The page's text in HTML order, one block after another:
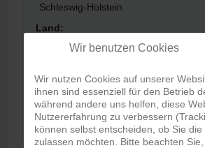
Schleswig-Holstein
Land:
Karte:
View map
Wir benutzen Cookies
Wir nutzen Cookies auf unserer
ihnen sind essenziell für den Betrieb
während andere uns helfen, diese
Nutzererfahrung zu verbessern
können selbst entscheiden, ob Sie die
zulassen möchten. Bitte beachten